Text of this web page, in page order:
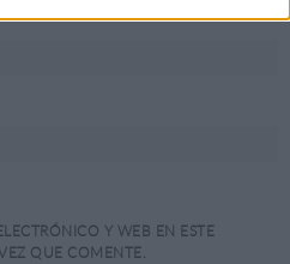
Y WEB EN ESTE
QUE COMENTE.